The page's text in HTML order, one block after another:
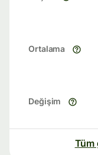
Ortalama
Değişim
Tüm